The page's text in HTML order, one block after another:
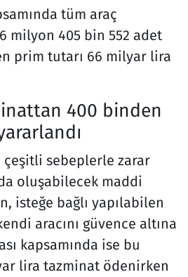
tüm araç
milyon 405 bin 552 adet
prim tutarı 66 milyar lira
400 binden
çeşitli sebeplerle zarar
oluşabilecek maddi
isteğe bağlı yapılabilen
aracını güvence altına
kapsamında ise bu
lira tazminat ödenirken